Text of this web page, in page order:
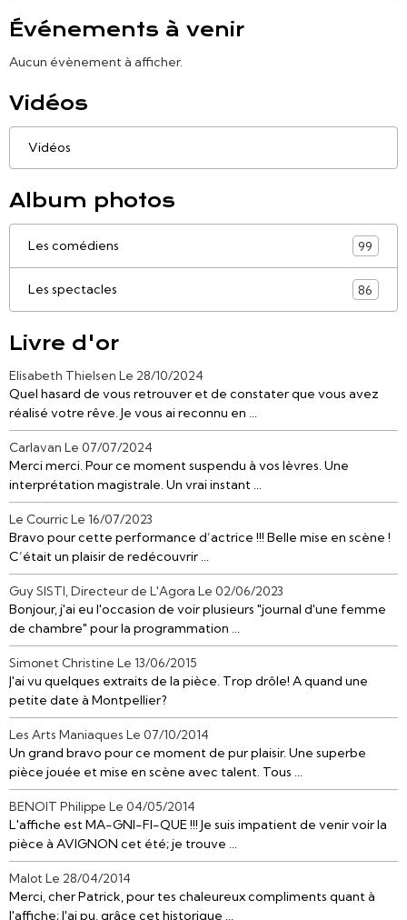
Événements à venir
Aucun évènement à afficher.
Vidéos
Vidéos
Album photos
Les comédiens 99
Les spectacles 86
Livre d'or
Elisabeth Thielsen Le 28/10/2024
Quel hasard de vous retrouver et de constater que vous avez
réalisé votre rêve. Je vous ai reconnu en ...
Carlavan Le 07/07/2024
Merci merci. Pour ce moment suspendu à vos lèvres. Une
interprétation magistrale. Un vrai instant ...
Le CourricLe 16/07/2023
Bravo pour cette performance d’actrice !!! Belle mise en scène !
C’était un plaisir de redécouvrir ...
Guy SISTI, Directeur de L'Agora Le 02/06/2023
Bonjour, j'ai eu l'occasion de voir plusieurs "journal d'une femme
de chambre" pour la programmation ...
Simonet Christine Le 13/06/2015
J'ai vu quelques extraits de la pièce. Trop drôle! A quand une
petite date à Montpellier?
Les Arts Maniaques Le 07/10/2014
Un grand bravo pour ce moment de pur plaisir. Une superbe
pièce jouée et mise en scène avec talent. Tous ...
BENOIT Philippe Le 04/05/2014
L'affiche est MA-GNI-FI-QUE !!! Je suis impatient de venir voir la
pièce à AVIGNON cet été; je trouve ...
Malot Le 28/04/2014
Merci, cher Patrick, pour tes chaleureux compliments quant à
l'affiche; J'ai pu, grâce cet historique ...